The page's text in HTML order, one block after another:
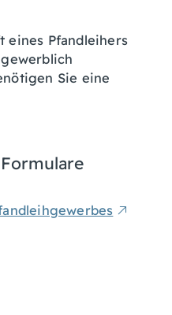
eines Pfandleihers
Sie eine